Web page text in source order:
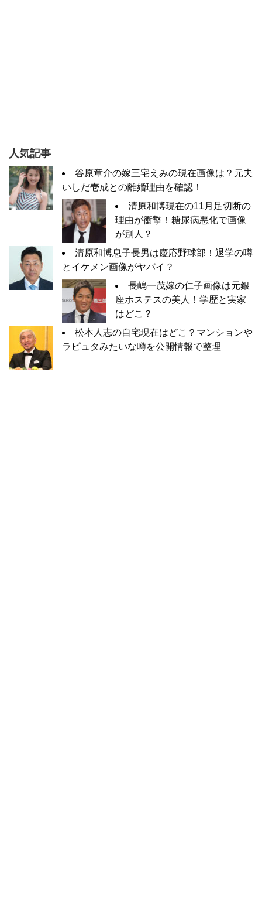
人気記事
谷原章介の嫁三宅えみの現在画像は？元夫
いしだ壱成との離婚理由を確認！
清原和博現在の11月足切断の
理由が衝撃！糖尿病悪化で画像
が別人？
清原和博息子長男は慶応野球部！退学の噂
とイケメン画像がヤバイ？
長嶋一茂嫁の仁子画像は元銀
座ホステスの美人！学歴と実家
はどこ？
松本人志の自宅現在はどこ？マンションや
ラピュタみたいな噂を公開情報で整理